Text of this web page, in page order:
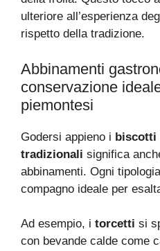
ulteriore all’esperienza
rispetto della tradizione.
Abbinamenti
conservazione
piemontesi
Godersi appieno i biscotti
tradizionali significa
abbinamenti. Ogni
compagno ideale per
Ad esempio, i torcetti si
con bevande calde come